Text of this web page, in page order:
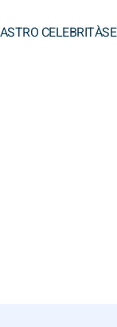
ASTRO CELEBRITÀ